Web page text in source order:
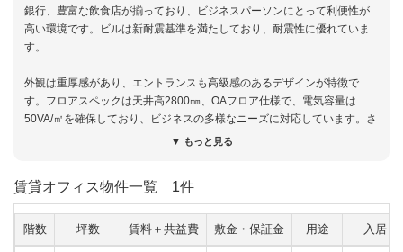
銀行、豊富な飲食店が揃っており、ビジネスパーソンにとって利便性が
高い環境です。ビルは新耐震基準を満たしており、耐震性に優れていま
す。
外観は重厚感があり、エントランスも高級感のあるデザインが特徴で
す。フロアスペックは天井高2800㎜、OAフロア仕様で、電気容量は
50VA/㎡を確保しており、ビジネスの多様なニーズに対応しています。さ
らに、事務室では300Kg/㎡、ヘビーデューティーゾーンでは500Kg/㎡の
能です。※床吹き出し方式は天井カセット式空調よりも、レイアウトの
設備面では、エレベーターが8基設置されており、内2基は荷物用エレベ
▼ もっと見る
賃貸オフィス物件一覧 1件
階数 坪数 賃料＋共益費 敷金・保証金 用途 入居日